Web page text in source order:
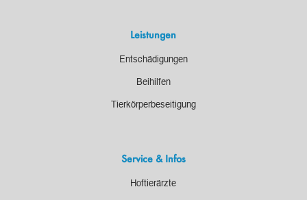
Leistungen
Entschädigungen
Beihilfen
Tierkörperbeseitigung
Service & Infos
Hoftierärzte